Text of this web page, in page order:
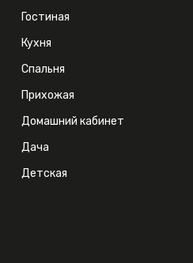
Гостиная
Кухня
Спальня
Прихожая
Домашний кабинет
Дача
Детская